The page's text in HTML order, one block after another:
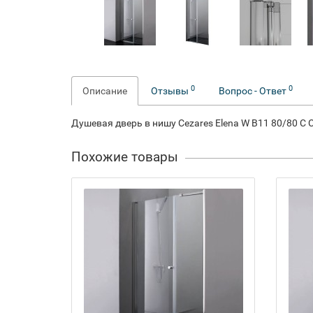
Описание Отзывы 0 Вопрос - Ответ 0
Душевая дверь в нишу Cezares Elena W B11 80/80 C
Похожие товары